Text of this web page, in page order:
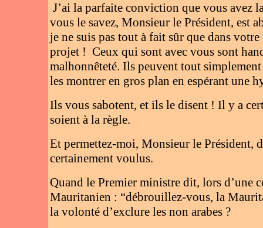
J’ai la parfaite conviction que vous avez
vous le savez, Monsieur le Président, est
je ne suis pas tout à fait sûr que dans
projet ! Ceux qui sont avec vous sont
malhonnêteté. Ils peuvent tout
les montrer en gros plan en espérant une
Ils vous sabotent, et ils le disent ! Il y a
soient à la règle.
Et permettez-moi, Monsieur le Président,
certainement voulus.
Quand le Premier ministre dit, lors d’une
Mauritanien : “débrouillez-vous, la
la volonté d’exclure les non arabes ?